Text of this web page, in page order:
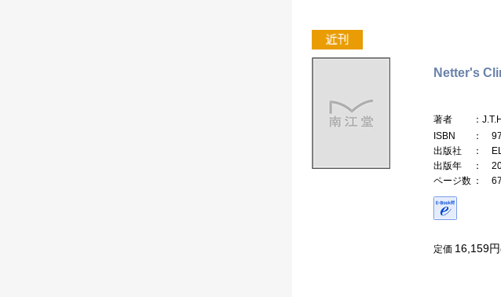
Netter's
著者
：
ISBN
：
出版社
：
出版年
：
ページ数 ：
定価 16,159円